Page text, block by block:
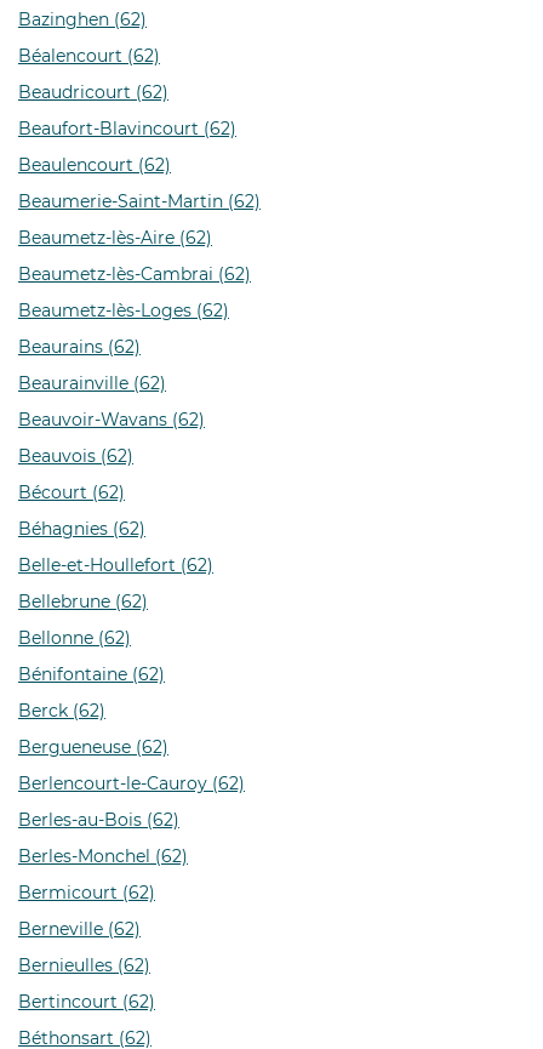
Bazinghen (62)
Béalencourt (62)
Beaudricourt (62)
Beaufort-Blavincourt (62)
Beaulencourt (62)
Beaumerie-Saint-Martin (62)
Beaumetz-lès-Aire (62)
Beaumetz-lès-Cambrai (62)
Beaumetz-lès-Loges (62)
Beaurains (62)
Beaurainville (62)
Beauvoir-Wavans (62)
Beauvois (62)
Bécourt (62)
Béhagnies (62)
Belle-et-Houllefort (62)
Bellebrune (62)
Bellonne (62)
Bénifontaine (62)
Berck (62)
Bergueneuse (62)
Berlencourt-le-Cauroy (62)
Berles-au-Bois (62)
Berles-Monchel (62)
Bermicourt (62)
Berneville (62)
Bernieulles (62)
Bertincourt (62)
Béthonsart (62)